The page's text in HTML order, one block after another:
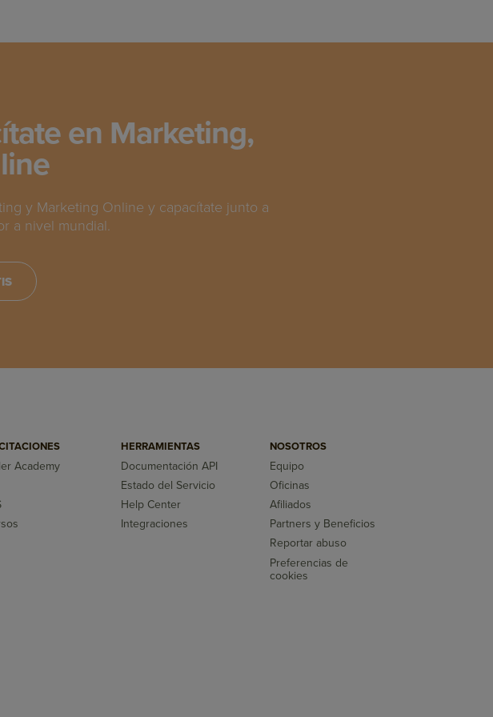
en Marketing,
y Marketing Online y capacítate junto a
a nivel mundial.
Academy
HERRAMIENTAS
Documentación API
Estado del Servicio
Help Center
Integraciones
NOSOTROS
Equipo
Oficinas
Afiliados
Partners y Beneficios
Reportar abuso
Preferencias de
cookies